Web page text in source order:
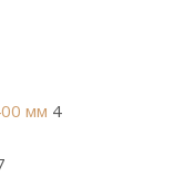
мм 4